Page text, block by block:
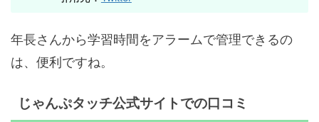
年長さんから学習時間をアラームで管理できるの
は、便利ですね。
じゃんぷタッチ公式サイトでの口コミ